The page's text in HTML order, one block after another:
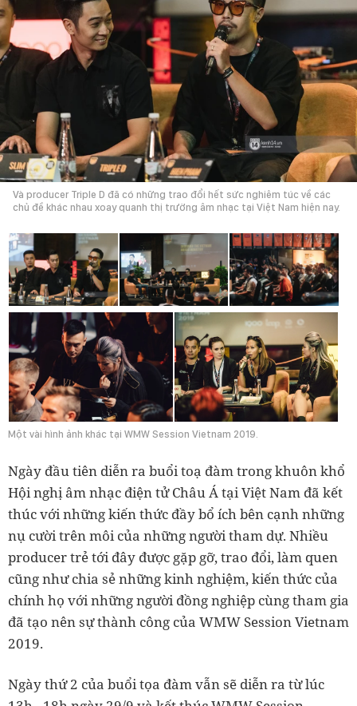
Và producer Triple D đã có những trao đổi hết sức nghiêm túc về các
chủ đề khác nhau xoay quanh thị trường âm nhạc tại Việt Nam hiện nay.
Một vài hình ảnh khác tại WMW Session Vietnam 2019.
Ngày đầu tiên diễn ra buổi toạ đàm trong khuôn khổ
Hội nghị âm nhạc điện tử Châu Á tại Việt Nam đã kết
thúc với những kiến thức đầy bổ ích bên cạnh những
nụ cười trên môi của những người tham dự. Nhiều
producer trẻ tới đây được gặp gỡ, trao đổi, làm quen
cũng như chia sẻ những kinh nghiệm, kiến thức của
chính họ với những người đồng nghiệp cùng tham gia
đã tạo nên sự thành công của WMW Session Vietnam
2019.
Ngày thứ 2 của buổi tọa đàm vẫn sẽ diễn ra từ lúc